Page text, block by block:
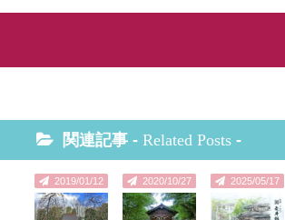
関連記事 - Related Posts -
2019/01/12 2020/10/27 2025/05/17